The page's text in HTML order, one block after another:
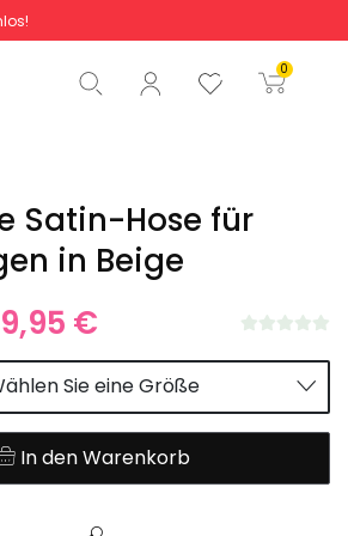
0
0,00 €
der Bestellung
Satin-Hose für
in Beige
€
Sie eine Größe
In den Warenkorb